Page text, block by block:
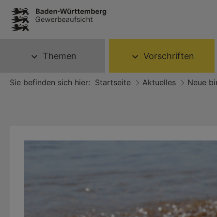
expand_more Themen expand_more Vorschriften
Sie befinden sich hier: Startseite Aktuelles Neue